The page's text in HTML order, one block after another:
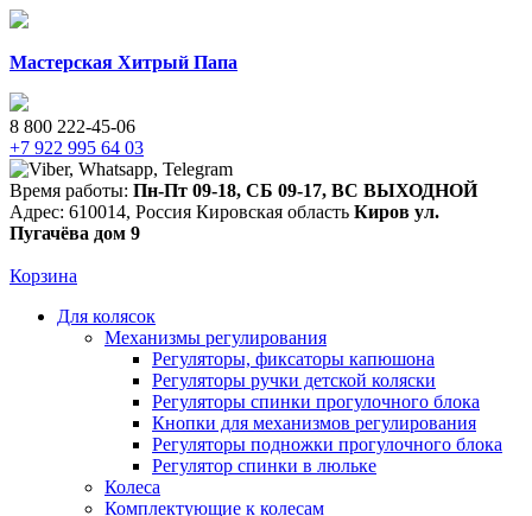
Мастерская Хитрый Папа
8 800 222-45-06
+7 922 995 64 03
Время работы: Пн-Пт 09-18, СБ 09-17, ВС ВЫХОДНОЙ
Адрес: 610014, Россия Кировская область Киров ул.
Пугачёва дом 9
Корзина
Для колясок
Механизмы регулирования
Регуляторы, фиксаторы капюшона
Регуляторы ручки детской коляски
Регуляторы спинки прогулочного блока
Кнопки для механизмов регулирования
Регуляторы подножки прогулочного блока
Регулятор спинки в люльке
Колеса
Комплектующие к колесам